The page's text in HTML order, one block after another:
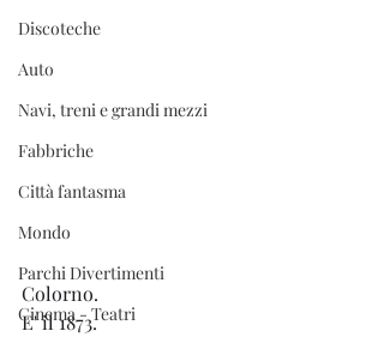
Discoteche
Auto
Navi, treni e grandi mezzi
Fabbriche
Città fantasma
Mondo
Parchi Divertimenti
Cinema - Teatri
Colorno.
E' il 1873.